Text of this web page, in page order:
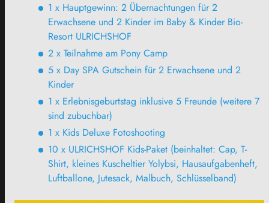
1 x Hauptgewinn: 2 Übernachtungen für 2
Erwachsene und 2 Kinder im Baby & Kinder Bio-
Resort ULRICHSHOF
2 x Teilnahme am Pony Camp
5 x Day SPA Gutschein für 2 Erwachsene und 2
Kinder
1 x Erlebnisgeburtstag inklusive 5 Freunde (weitere 7
sind zubuchbar)
1 x Kids Deluxe Fotoshooting
10 x ULRICHSHOF Kids-Paket (beinhaltet: Cap, T-
Shirt, kleines Kuscheltier Yolybsi, Hausaufgabenheft,
Luftballone, Jutesack, Malbuch, Schlüsselband)